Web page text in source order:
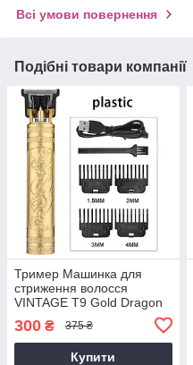
Всі умови повернення
Подібні товари компанії
Тример Машинка для
стриження волосся
VINTAGE Т9 Gold Dragon
300 ₴ 375 ₴
Купити